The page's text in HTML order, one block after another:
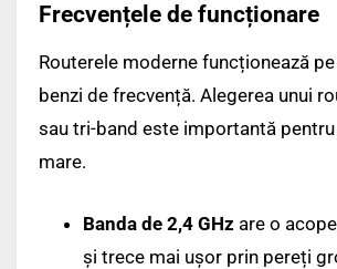
Frecvențele de funcționare
Routerele moderne funcționează
benzi de frecvență. Alegerea unui
sau tri-band este importantă
mare.
Banda de 2,4 GHz are o
și trece mai ușor prin pereți